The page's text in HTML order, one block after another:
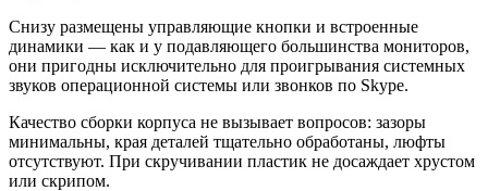
Снизу размещены управляющие кнопки и встроенные
динамики — как и у подавляющего большинства мониторов,
они пригодны исключительно для проигрывания системных
звуков операционной системы или звонков по Skype.
Качество сборки корпуса не вызывает вопросов: зазоры
минимальны, края деталей тщательно обработаны, люфты
отсутствуют. При скручивании пластик не досаждает хрустом
или скрипом.